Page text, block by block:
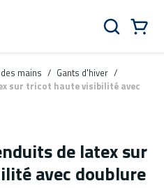
Rechercher
mains / Gants d'hiver /
sur tricot haute visibilité avec
de latex sur
avec doublure